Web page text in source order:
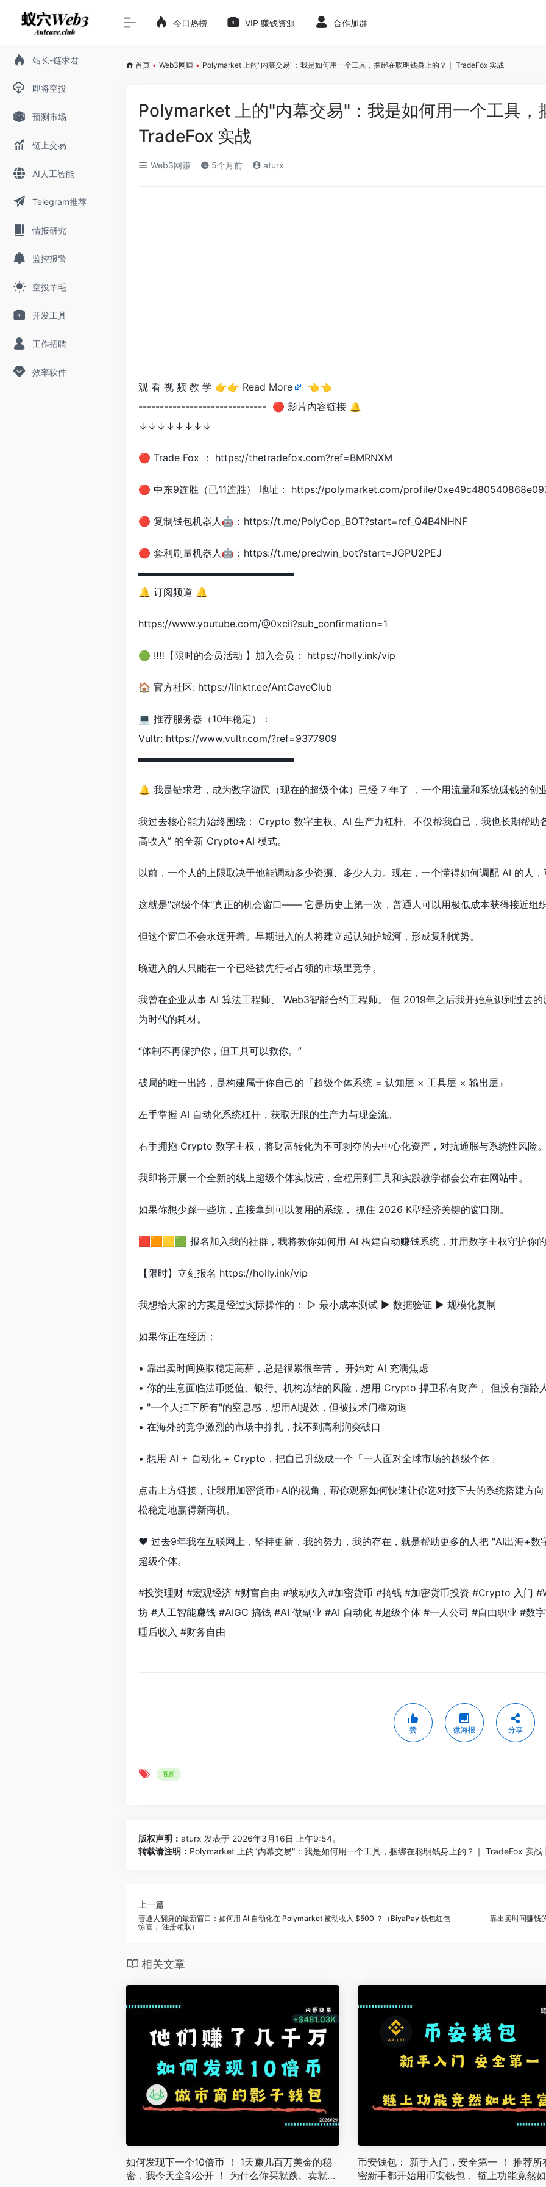
站长-链求君
即将空投
预测市场
链上交易
AI人工智能
Telegram推荐
情报研究
监控报警
空投羊毛
开发工具
工作招聘
效率软件
今日热榜 VIP 赚钱资源 合作加群
首页 • Web3网赚 • Polymarket 上的"内幕交易"：我是如何用一个工具，捆绑在聪明钱身上的？｜ TradeFox 实战
Polymarket 上的"内幕交易"：我是如何用一个工具，
TradeFox 实战
Web3网赚 5个月前 aturx
观 看 视 频 教 学 👉👉 Read More
👈👈
------------------------------ 🔴 影片内容链接 🔔
↓↓↓↓↓↓↓↓
🔴 Trade Fox ： https://thetradefox.com?ref=BMRNXM
🔴 中东9连胜（已11连胜） 地址： https://polymarket.com/profile/
🔴 复制钱包机器人🤖：https://t.me/PolyCop_BOT?start=ref_Q4B4NHNF
🔴 套利刷量机器人🤖：https://t.me/predwin_bot?start=JGPU2PEJ
▬▬▬▬▬▬▬▬▬▬▬▬▬▬▬▬
🔔 订阅频道 🔔
https://www.youtube.com/@0xcii?sub_confirmation=1
🟢 ‼️‼️【限时的会员活动 】加入会员： https://holly.ink/vip
🏠 官方社区: https://linktr.ee/AntCaveClub
💻 推荐服务器（10年稳定）：
Vultr: https://www.vultr.com/?ref=9377909
▬▬▬▬▬▬▬▬▬▬▬▬▬▬▬▬
🔔 我是链求君，成为数字游民（现在的超级个体）已经 7 年了 ，一个用流量和系统赚钱的创
我过去核心能力始终围绕： Crypto 数字主权、AI 生产力杠杆。不仅帮我自己，我也长期帮助
高收入” 的全新 Crypto+AI 模式。
以前，一个人的上限取决于他能调动多少资源、多少人力。现在，一个懂得如何调配 AI 的人
这就是"超级个体"真正的机会窗口—— 它是历史上第一次，普通人可以用极低成本获得接近组
但这个窗口不会永远开着。早期进入的人将建立起认知护城河，形成复利优势。
晚进入的人只能在一个已经被先行者占领的市场里竞争。
我曾在企业从事 AI 算法工程师、 Web3智能合约工程师。 但 2019年之后我开始意识到过去
为时代的耗材。
“体制不再保护你，但工具可以救你。”
破局的唯一出路，是构建属于你自己的『超级个体系统 = 认知层 × 工具层 × 输出层』
左手掌握 AI 自动化系统杠杆，获取无限的生产力与现金流。
右手拥抱 Crypto 数字主权，将财富转化为不可剥夺的去中心化资产，对抗通胀与系统性风险
我即将开展一个全新的线上超级个体实战营，全程用到工具和实践教学都会公布在网站中。
如果你想少踩一些坑，直接拿到可以复用的系统， 抓住 2026 K型经济关键的窗口期。
🟥🟧🟨🟩 报名加入我的社群，我将教你如何用 AI 构建自动赚钱系统，并用数字主权守护你
【限时】立刻报名 https://holly.ink/vip
我想给大家的方案是经过实际操作的： ▷ 最小成本测试 ▶ 数据验证 ▶ 规模化复制
如果你正在经历：
• 靠出卖时间换取稳定高薪，总是很累很辛苦， 开始对 AI 充满焦虑
• 你的生意面临法币贬值、银行、机构冻结的风险，想用 Crypto 捍卫私有财产， 但没有指路
• "一个人扛下所有"的窒息感，想用AI提效，但被技术门槛劝退
• 在海外的竞争激烈的市场中挣扎，找不到高利润突破口
• 想用 AI + 自动化 + Crypto，把自己升级成一个「一人面对全球市场的超级个体」
点击上方链接，让我用加密货币+AI的视角，帮你观察如何快速让你选对接下去的系统搭建方
松稳定地赢得新商机。
❤️ 过去9年我在互联网上，坚持更新，我的努力，我的存在，就是帮助更多的人把 "AI出海+
超级个体。
#投资理财 #宏观经济 #财富自由 #被动收入#加密货币 #搞钱 #加密货币投资 #Crypto 入门
坊 #人工智能赚钱 #AIGC 搞钱 #AI 做副业 #AI 自动化 #超级个体 #一人公司 #自由职业 #数
睡后收入 #财务自由
赞 微海报 分享
视频
版权声明： aturx 发表于 2026年3月16日 上午9:54。
转载请注明： Polymarket 上的"内幕交易"：我是如何用一个工具，捆绑在聪明钱身上的？｜ TradeFox 实
上一篇
普通人翻身的最新窗口：如何用 AI 自动化在 Polymarket 被动收入 $500 ？（BiyaPay 钱包红包
惊喜， 注册领取）
靠出卖时间赚钱
相关文章
如何发现下一个10倍币 ！ 1天赚几百万美金的秘
密，我今天全部公开 ！ 为什么你买就跌、卖就
币安钱包： 新手入门，安全第一 ！ 推荐所
密新手都开始用币安钱包， 链上功能竟然